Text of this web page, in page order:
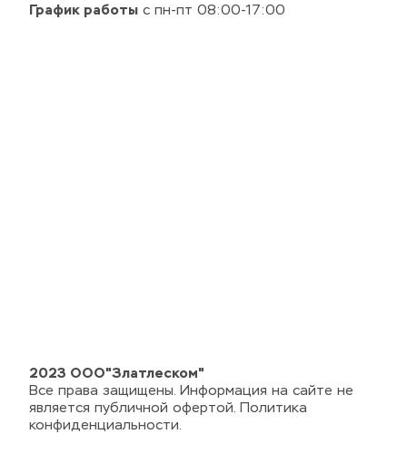
График работы с пн-пт 08:00-17:00
2023 ООО"Златлеском"
Все права защищены. Информация на сайте не
является публичной офертой. Политика
конфиденциальности.